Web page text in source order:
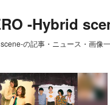
-Hybrid
の記事・ニュース・画像